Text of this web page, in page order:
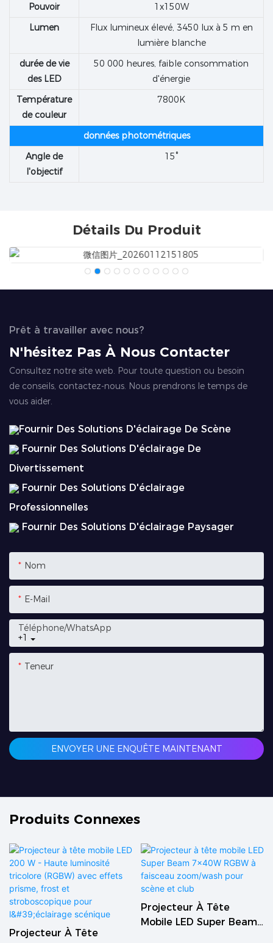
Pouvoir
1x150W
Lumen
Flux lumineux élevé, 3450 lux à 5 m en
lumière blanche
durée de vie
des LED
50 000 heures, faible consommation
d'énergie
Température
de couleur
7800K
données photométriques
Angle de
l'objectif
15°
Détails Du Produit
Prêt à travailler avec nous?
N'hésitez Pas À Nous Contacter
Consultez notre site web. Pour toute question ou besoin
de conseils, contactez-nous. Nous prendrons le temps de
vous aider.
Fournir Des Solutions D'éclairage De Scène
Fournir Des Solutions D'éclairage De
Divertissement
Fournir Des Solutions D'éclairage
Professionnelles
Fournir Des Solutions D'éclairage Paysager
Nom
E-Mail
+1
Téléphone/WhatsApp
Teneur
ENVOYER UNE ENQUÊTE MAINTENANT
Produits Connexes
Projecteur À Tête
Projecteur À Tête
Mobile LED Super Beam